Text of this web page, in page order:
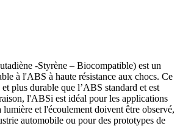
-Styrène – Biocompatible) est un
à l'ABS à haute résistance aux chocs. Ce
plus durable que l’ABS standard et est
l'ABSi est idéal pour les applications
lumière et l'écoulement doivent être observé,
automobile ou pour des prototypes de